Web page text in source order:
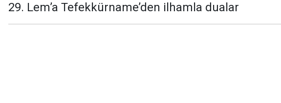
29. Lem’a Tefekkürname’den ilhamla dualar